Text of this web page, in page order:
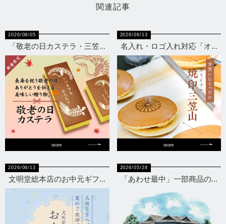
関連記事
2026/08/05
「敬老の日カステラ・三笠...
more
2026/06/13
名入れ・ロゴ入れ対応「オ...
more
2026/06/13
文明堂総本店のお中元ギフ...
2026/05/28
「あわせ最中」一部商品の...